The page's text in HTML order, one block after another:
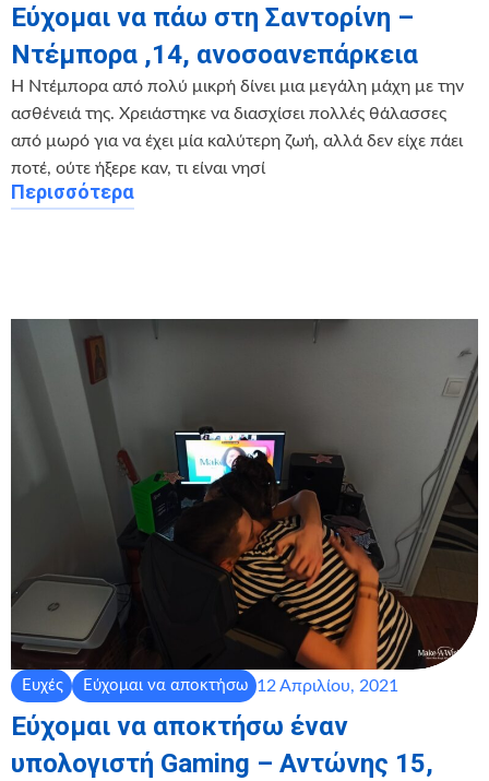
Εύχομαι να πάω στη Σαντορίνη –
Ντέμπορα ,14, ανοσοανεπάρκεια
Η Ντέμπορα από πολύ μικρή δίνει μια μεγάλη μάχη με την
ασθένειά της. Χρειάστηκε να διασχίσει πολλές θάλασσες
από μωρό για να έχει μία καλύτερη ζωή, αλλά δεν είχε πάει
ποτέ, ούτε ήξερε καν, τι είναι νησί
Περισσότερα
Ευχές Εύχομαι να αποκτήσω 12 Απριλίου, 2021
Εύχομαι να αποκτήσω έναν
υπολογιστή Gaming – Αντώνης 15,